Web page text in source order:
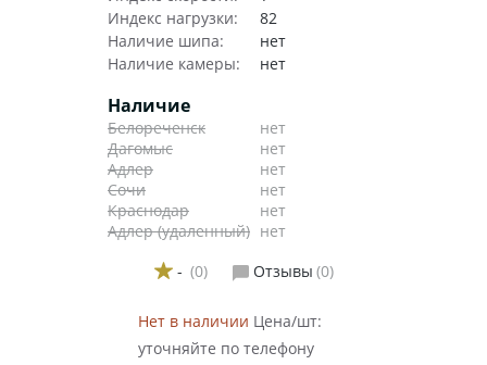
Индекс нагрузки:
82
Наличие шипа:
нет
Наличие камеры:
нет
Наличие
Белореченск
нет
Дагомыс
нет
Адлер
нет
Сочи
нет
Краснодар
нет
Адлер (удаленный) нет
- (0) Отзывы (0)
Нет в наличии Цена/шт:
уточняйте по телефону